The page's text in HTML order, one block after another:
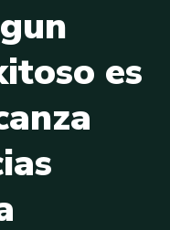
gun
itoso es
anza
ias